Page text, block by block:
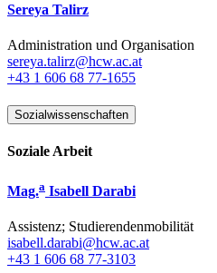
Sereya Talirz
Administration und Organisation
sereya.talirz@hcw.ac.at
+43 1 606 68 77-1655
Sozialwissenschaften
Soziale Arbeit
Mag.a Isabell Darabi
Assistenz; Studierendenmobilität
isabell.darabi@hcw.ac.at
+43 1 606 68 77-3103